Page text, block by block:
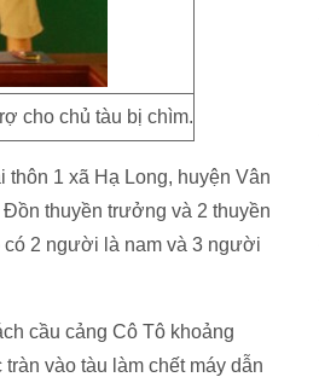
cho chủ tàu bị chìm.
thôn 1 xã Hạ Long, huyện Vân
thuyền trưởng và 2 thuyền
có 2 người là nam và 3 người
cầu cảng Cô Tô khoảng
vào tàu làm chết máy dẫn